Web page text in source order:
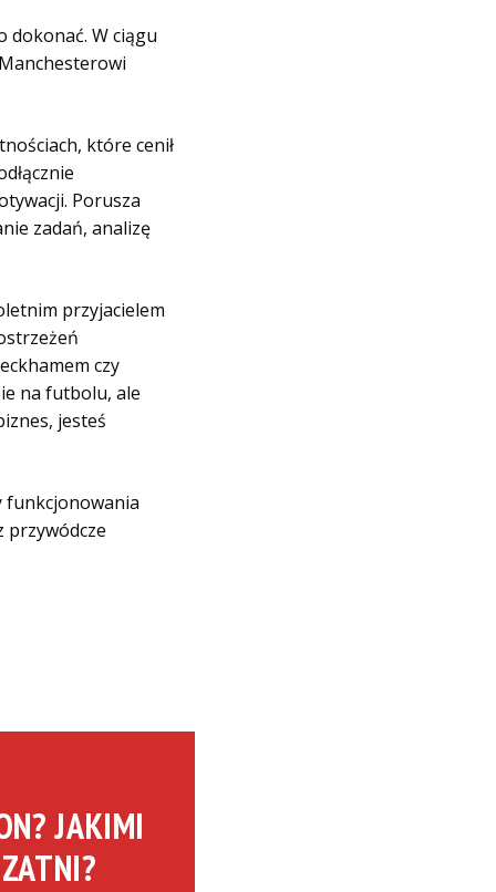
dokonać. W ciągu
które cenił
Porusza
zadań, analizę
przyjacielem
czy
na futbolu, ale
jesteś
funkcjonowania
przywódcze
JAKIMI